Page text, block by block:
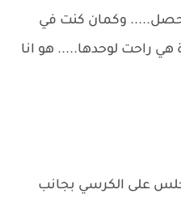
وكمان كنت في
راحت لوحدها..... هو انا
على الكرسي بجانب